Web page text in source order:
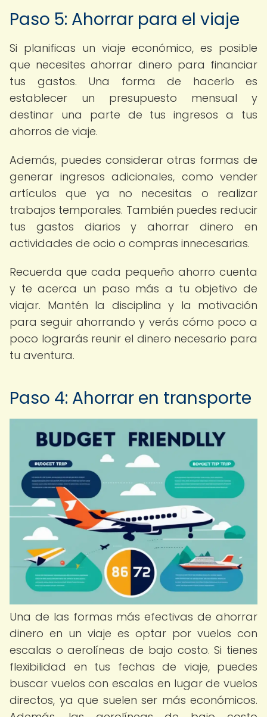
Paso 5: Ahorrar para el viaje
Si planificas un viaje económico, es posible
que necesites ahorrar dinero para financiar
tus gastos. Una forma de hacerlo es
establecer un presupuesto mensual y
destinar una parte de tus ingresos a tus
ahorros de viaje.
Además, puedes considerar otras formas de
generar ingresos adicionales, como vender
artículos que ya no necesitas o realizar
trabajos temporales. También puedes reducir
tus gastos diarios y ahorrar dinero en
actividades de ocio o compras innecesarias.
Recuerda que cada pequeño ahorro cuenta
y te acerca un paso más a tu objetivo de
viajar. Mantén la disciplina y la motivación
para seguir ahorrando y verás cómo poco a
poco lograrás reunir el dinero necesario para
tu aventura.
Paso 4: Ahorrar en transporte
Una de las formas más efectivas de ahorrar
dinero en un viaje es optar por vuelos con
escalas o aerolíneas de bajo costo. Si tienes
flexibilidad en tus fechas de viaje, puedes
buscar vuelos con escalas en lugar de vuelos
directos, ya que suelen ser más económicos.